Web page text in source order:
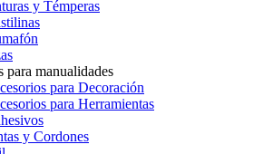
y Témperas
para manualidades
para Decoración
para Herramientas
y Cordones